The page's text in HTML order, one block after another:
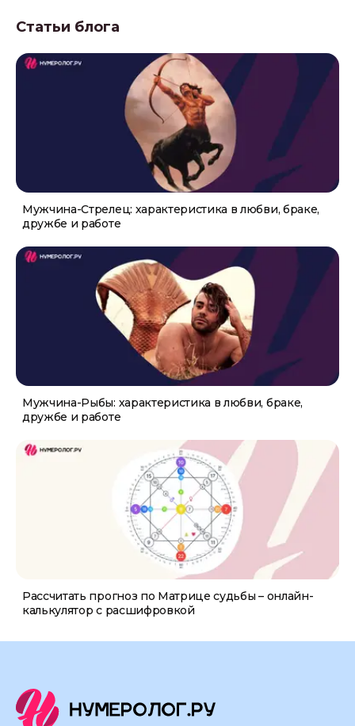
Статьи блога
Мужчина-Стрелец: характеристика в любви, браке,
дружбе и работе
Мужчина-Рыбы: характеристика в любви, браке,
дружбе и работе
Рассчитать прогноз по Матрице судьбы – онлайн-
калькулятор с расшифровкой